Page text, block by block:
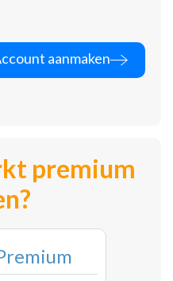
aanmaken
premium